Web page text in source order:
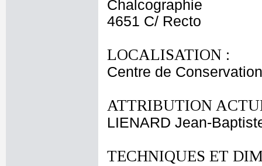
Chalcographie
4651 C/ Recto
LOCALISATION :
Centre de
ATTRIBUTION
LIENARD Jean-
TECHNIQUES ET